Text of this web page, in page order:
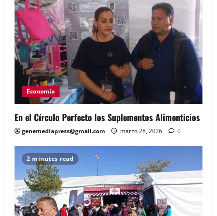
Economía
En el Círculo Perfecto los Suplementos Alimenticios
genemediapress@gmail.com marzo 28, 2026 0
2 minutes read